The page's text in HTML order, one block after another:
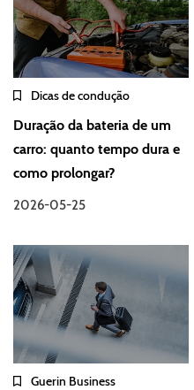
Dicas de condução
Duração da bateria de um
carro: quanto tempo dura e
como prolongar?
2026-05-25
Guerin Business